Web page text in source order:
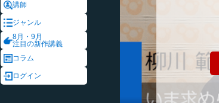
講師
ジャンル
8月・9月
注目の新作講義
コラム
ログイン